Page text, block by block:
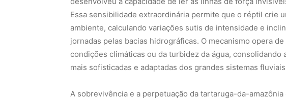
Essa sensibilidade extraordinária permite que o réptil crie
ambiente, calculando variações sutis de intensidade e
jornadas pelas bacias hidrográficas. O mecanismo opera
condições climáticas ou da turbidez da água, consolidando
mais sofisticadas e adaptadas dos grandes sistemas
A sobrevivência e a perpetuação da tartaruga-da-